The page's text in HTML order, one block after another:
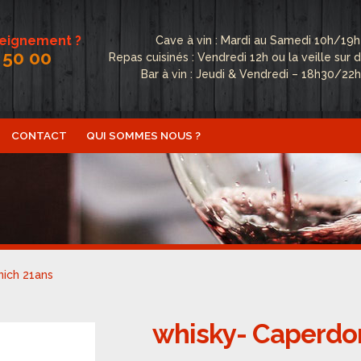
?
00
Cave à vin : Mardi au Samedi 10h/19h
Repas cuisinés : Vendredi 12h ou la veille sur
Bar à vin : Jeudi & Vendredi – 18h30/
CONTACT QUI SOMMES NOUS ?
Conditions Générales de Vente
Politique de cookies (UE) Qui sommes nous ?
21ans
whisky-